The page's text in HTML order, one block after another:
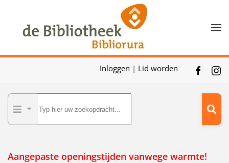
Skip to main content
Inloggen | Lid worden
Aangepaste openingstijden vanwege warmte!